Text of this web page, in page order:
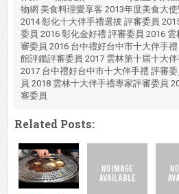
物網 美食料理愛享客 2013年度美食大
2014 彰化十大伴手禮選拔 評審委員
委員 2016 彰化金好禮 評審委員 2016
審委員 2016 台中禮好台中市十大伴手
館評鑑評審委員 2017 雲林第十屆十大
2017 台中禮好台中市十大伴手禮 評審
員 2018 雲林十大伴手禮專家評審委員
審委員
Related Posts: